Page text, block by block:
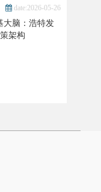
date:2026-05-26
大脑：浩特发
架构